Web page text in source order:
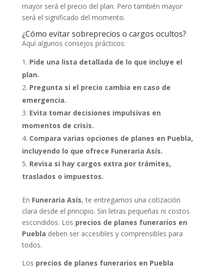
mayor será el precio del plan. Pero también mayor
será el significado del momento.
¿Cómo evitar sobreprecios o cargos ocultos?
Aquí algunos consejos prácticos:
Pide una lista detallada de lo que incluye el
plan.
Pregunta si el precio cambia en caso de
emergencia.
Evita tomar decisiones impulsivas en
momentos de crisis.
Compara varias opciones de planes en Puebla,
incluyendo lo que ofrece Funeraria Asís.
Revisa si hay cargos extra por trámites,
traslados o impuestos.
En Funeraria Asís, te entregamos una cotización
clara desde el principio. Sin letras pequeñas ni costos
escondidos. Los precios de planes funerarios en
Puebla deben ser accesibles y comprensibles para
todos.
Los precios de planes funerarios en Puebla